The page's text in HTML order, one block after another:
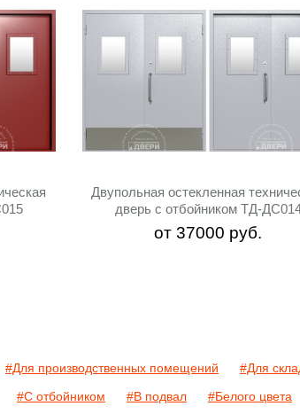
Двупольная остекленная
дверь с отбойником ТД-
от37000 руб.
#Для производственных помещений #Для
#С отбойником #В подвал #Белого цвета